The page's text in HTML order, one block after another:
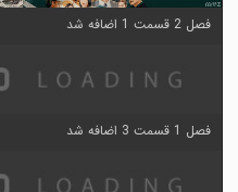
فصل 2 قسمت 1 اضافه شد
فصل 1 قسمت 3 اضافه شد